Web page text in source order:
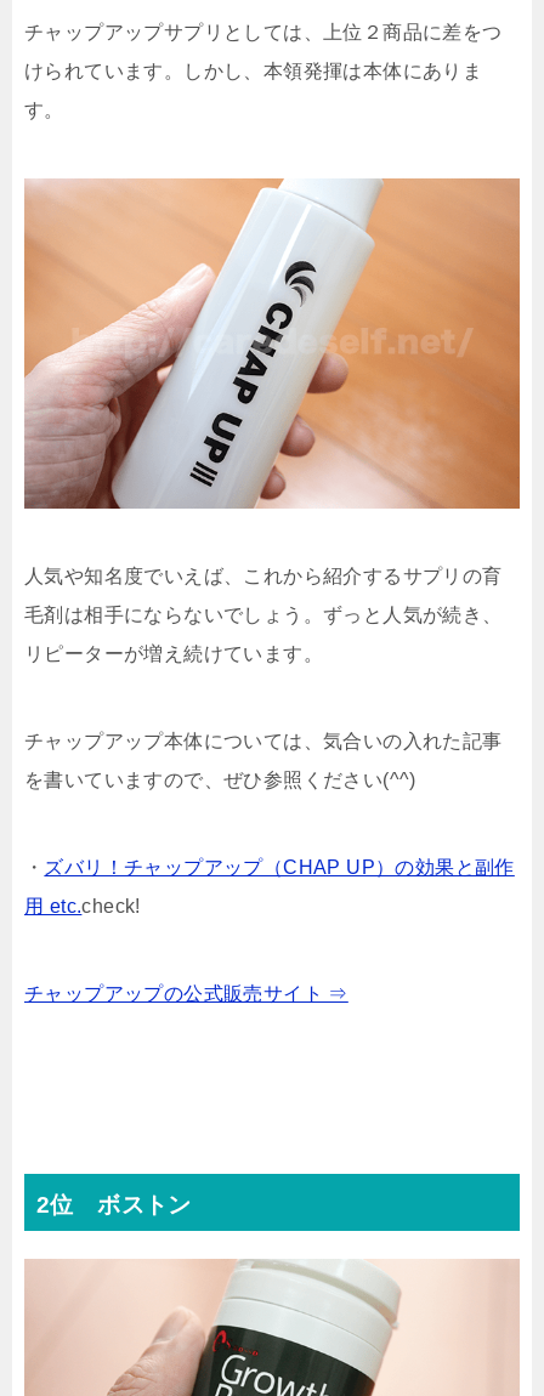
チャップアップサプリとしては、上位２商品に差をつ
けられています。しかし、 本領発揮は本体にありま
す。
人気や知名度でいえば、これから紹介するサプリの育
毛剤は相手にならないでしょう。ずっと人気が続き、
リピーターが増え続けています。
チャップアップ本体については、気合いの入れた記事
を書いていますので、ぜひ参照ください(^^)
・ ズバリ！チャップアップ（CHAP UP）の効果と副作
用 etc.check!
チャップアップの公式販売サイト ⇒
2位 ボストン